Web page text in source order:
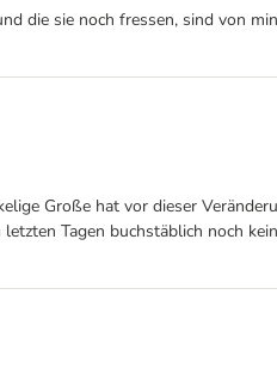
die sie noch fressen, sind von
Große hat vor dieser
Tagen buchstäblich noch